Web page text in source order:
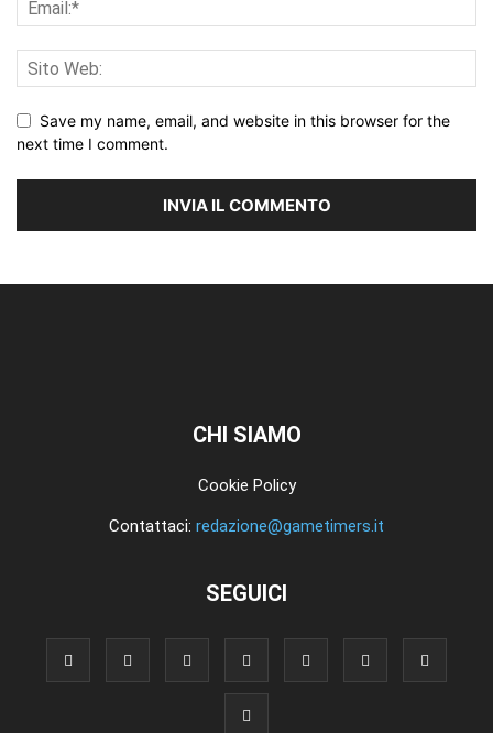
Save my name, email, and website in this browser for the
next time I comment.
CHI SIAMO
Cookie Policy
Contattaci: redazione@gametimers.it
SEGUICI